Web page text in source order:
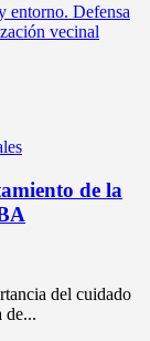
entorno. Defensa
vecinal
de la
del cuidado
de...